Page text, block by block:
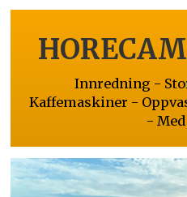
Innredning -
Kaffemaskiner -
-